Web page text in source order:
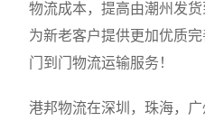
物流成本，提高由潮州发
为新老客户提供更加优质
门到门物流运输服务！
港邦物流在深圳，珠海，